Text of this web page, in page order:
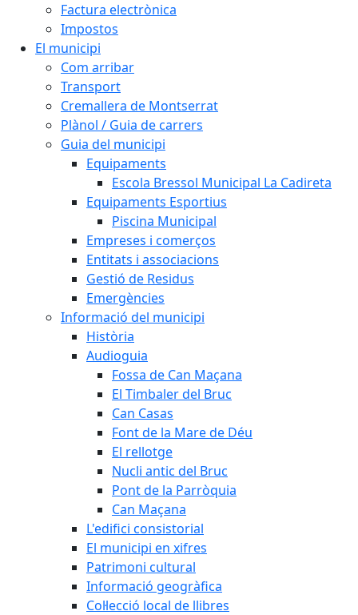
Factura electrònica
Impostos
El municipi
Com arribar
Transport
Cremallera de Montserrat
Plànol / Guia de carrers
Guia del municipi
Equipaments
Escola Bressol Municipal La Cadireta
Equipaments Esportius
Piscina Municipal
Empreses i comerços
Entitats i associacions
Gestió de Residus
Emergències
Informació del municipi
Història
Audioguia
Fossa de Can Maçana
El Timbaler del Bruc
Can Casas
Font de la Mare de Déu
El rellotge
Nucli antic del Bruc
Pont de la Parròquia
Can Maçana
L'edifici consistorial
El municipi en xifres
Patrimoni cultural
Informació geogràfica
Col·lecció local de llibres